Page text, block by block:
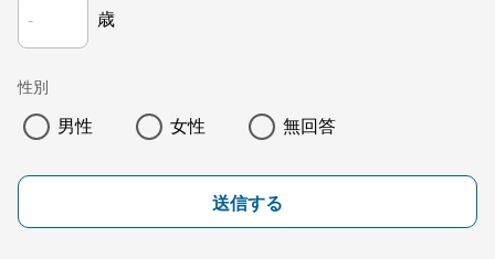
歳
性別
男性 女性 無回答
送信する